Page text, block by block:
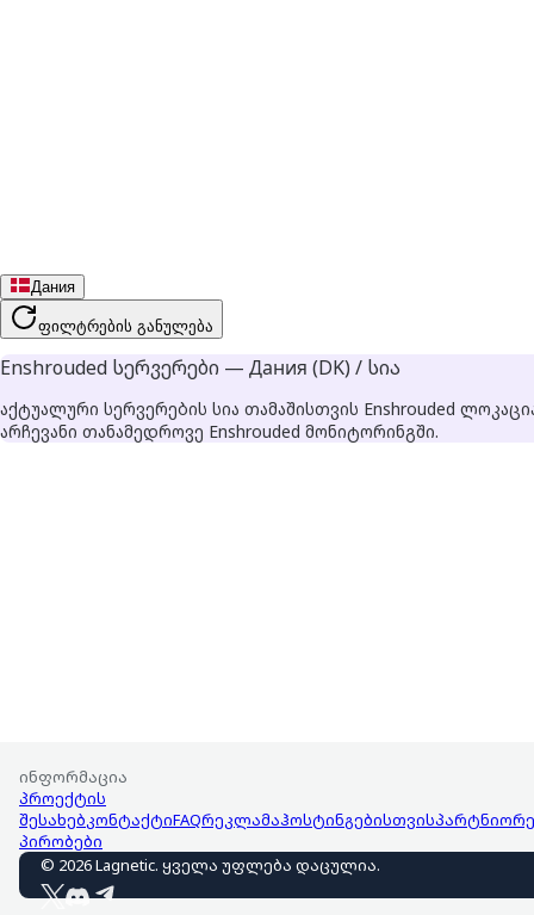
Дания
ფილტრების განულება
Enshrouded სერვერები — Дания (DK) / სია
აქტუალური სერვერების სია თამაშისთვის Enshrouded
არჩევანი თანამედროვე Enshrouded მონიტორინგში.
ინფორმაცია
პროექტის
შესახებკონტაქტიFAQრეკლამაჰოსტინგებისთვის
პირობები
© 2026Lagnetic. ყველა უფლება დაცულია.